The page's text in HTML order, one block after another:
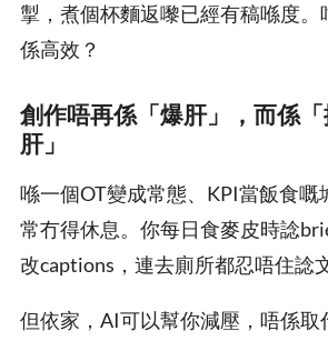
掣，煮個杯麵返嚟已經有稿喺度。
係高效？
創作唔再係「爆肝」，而係
肝」
喺一個OT變成常態、KPI當飯食嘅
常冇得休息。你每日食麥皮時諗
改captions，連去廁所都忍唔住諗
但依家，AI可以幫你減壓，唔係取